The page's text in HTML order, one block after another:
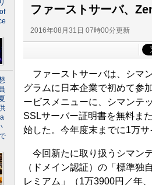
ファーストサーバ、
2016年08月31日 07時00分更新
ファーストサーバは、シマ
グラムに日本企業で初めて参
ービスメニューに、シマンテ
SSLサーバー証明書を無料ま
始した。今年度末までに1万サ
今回新たに取り扱うシマン
（ドメイン認証）の「標準
レミアム」（1万3900円／年